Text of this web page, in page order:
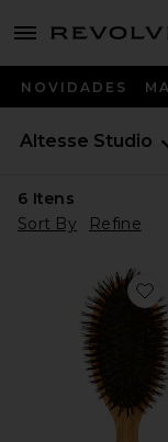
menu - shows more
NOVIDADES
Altesse Studio
6 Itens
Sort By
Refine